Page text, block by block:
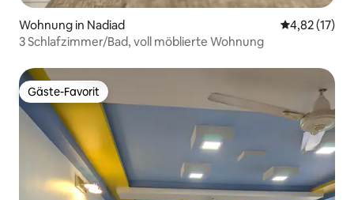
Wohnung in Nadiad
4,82 (17)
3 Schlafzimmer/Bad, voll möblierte Wohnung
Gäste-Favorit
Gäste-Favorit